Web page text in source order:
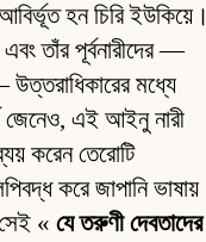
হন চিরি ইউকিয়ে।
তাঁর পূর্বনারীদের —
মধ্যে
জেনেও, এই আইনু নারী
করেন তেরোটি
করে জাপানি ভাষায়
সেই «যে তরুণী দেবতাদের